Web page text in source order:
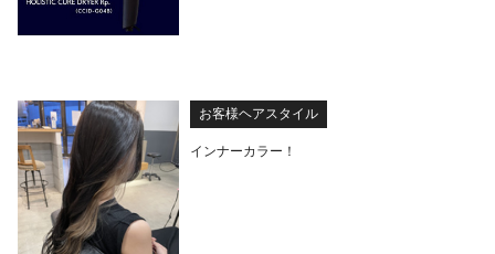
お客様ヘアスタイル
インナーカラー！